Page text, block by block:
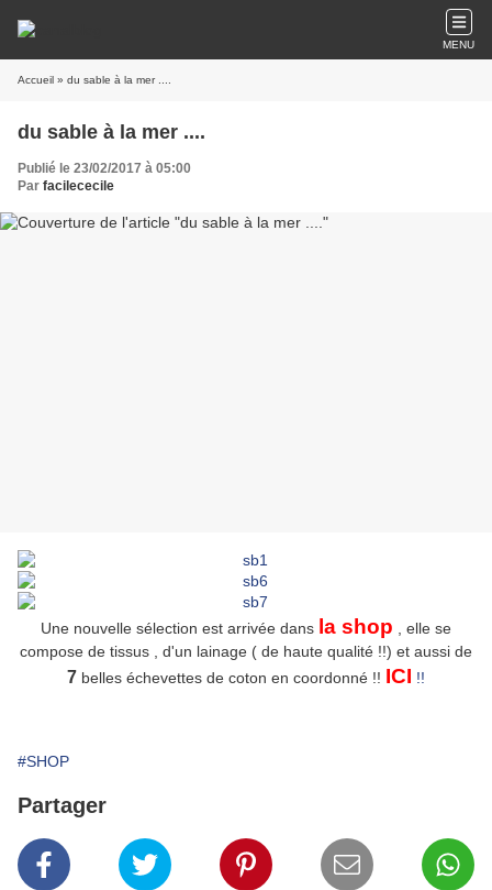
MENU
Accueil » du sable à la mer ....
du sable à la mer ....
Publié le 23/02/2017 à 05:00
Par facilececile
Une nouvelle sélection est arrivée dans la shop
, elle se
compose de tissus , d'un lainage ( de haute qualité !!) et aussi de
7 belles échevettes de coton en coordonné !! ICI !!
#SHOP
Partager